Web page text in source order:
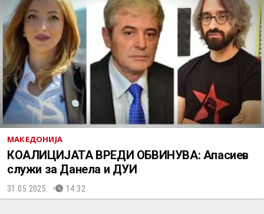
МАКЕДОНИЈА
КОАЛИЦИЈАТА ВРЕДИ ОБВИНУВА: Апасиев
служи за Данела и ДУИ
31.05.2025. 14:32